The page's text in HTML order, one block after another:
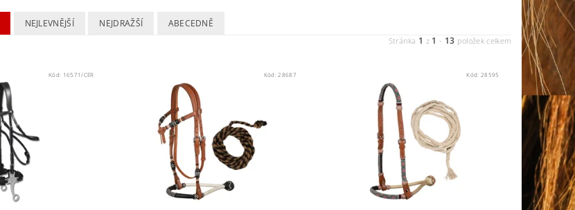
NEJLEVNĚJŠÍ NEJDRAŽŠÍ ABECEDNĚ
Stránka 1 z 1 - 13 položek celkem
Kód: 16571/CER Kód:28687 Kód:28595